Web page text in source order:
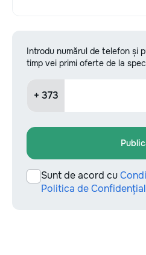
Introdu numărul de telefon și
timp vei primi oferte de la
+ 373
Sunt de acord cu
Politica de